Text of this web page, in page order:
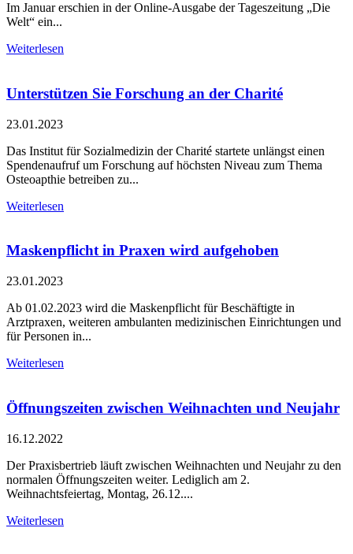
Im Januar erschien in der Online-Ausgabe der Tageszeitung „Die
Welt“ ein...
Weiterlesen
Unterstützen Sie Forschung an der Charité
23.01.2023
Das Institut für Sozialmedizin der Charité startete unlängst einen
Spendenaufruf um Forschung auf höchsten Niveau zum Thema
Osteoapthie betreiben zu...
Weiterlesen
Maskenpflicht in Praxen wird aufgehoben
23.01.2023
Ab 01.02.2023 wird die Maskenpflicht für Beschäftigte in
Arztpraxen, weiteren ambulanten medizinischen Einrichtungen und
für Personen in...
Weiterlesen
Öffnungszeiten zwischen Weihnachten und Neujahr
16.12.2022
Der Praxisbertrieb läuft zwischen Weihnachten und Neujahr zu den
normalen Öffnungszeiten weiter. Lediglich am 2.
Weihnachtsfeiertag, Montag, 26.12....
Weiterlesen